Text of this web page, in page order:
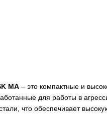
МА – это компактные и
для работы в
что обеспечивает